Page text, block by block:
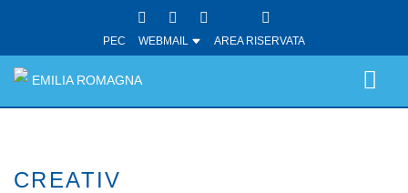
PEC WEBMAIL AREA RISERVATA
EMILIA ROMAGNA
CREATIV